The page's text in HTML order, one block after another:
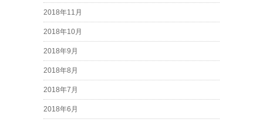
2018年11月
2018年10月
2018年9月
2018年8月
2018年7月
2018年6月